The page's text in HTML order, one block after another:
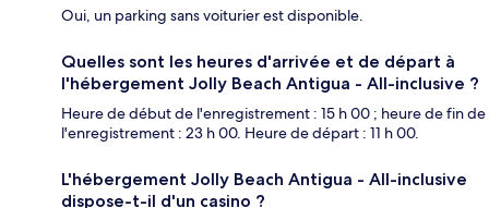
Oui, un parking sans voiturier est disponible.
Quelles sont les heures d'arrivée et de départ à
l'hébergement Jolly Beach Antigua - All-inclusive ?
Heure de début de l'enregistrement : 15 h 00 ; heure de fin de
l'enregistrement : 23 h 00. Heure de départ : 11 h 00.
L'hébergement Jolly Beach Antigua - All-inclusive
dispose-t-il d'un casino ?